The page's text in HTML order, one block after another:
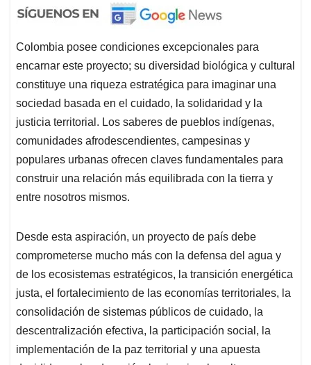
Colombia posee condiciones excepcionales para
encarnar este proyecto; su diversidad biológica y cultural
constituye una riqueza estratégica para imaginar una
sociedad basada en el cuidado, la solidaridad y la
justicia territorial. Los saberes de pueblos indígenas,
comunidades afrodescendientes, campesinas y
populares urbanas ofrecen claves fundamentales para
construir una relación más equilibrada con la tierra y
entre nosotros mismos.
Desde esta aspiración, un proyecto de país debe
comprometerse mucho más con la defensa del agua y
de los ecosistemas estratégicos, la transición energética
justa, el fortalecimiento de las economías territoriales, la
consolidación de sistemas públicos de cuidado, la
descentralización efectiva, la participación social, la
implementación de la paz territorial y una apuesta